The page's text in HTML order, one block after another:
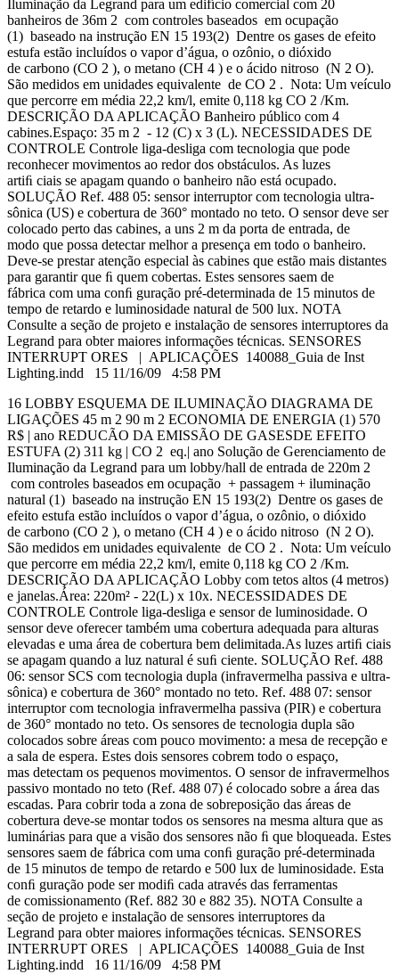
Iluminação da Legrand para um edifício comercial com 20
banheiros de 36m 2 com controles baseados em ocupação
(1) baseado na instrução EN 15 193(2) Dentre os gases de efeito
estufa estão incluídos o vapor d’água, o ozônio, o dióxido
de carbono (CO 2 ), o metano (CH 4 ) e o ácido nitroso (N 2 O).
São medidos em unidades equivalente de CO 2 . Nota: Um veículo
que percorre em média 22,2 km/l, emite 0,118 kg CO 2 /Km.
DESCRIÇÃO DA APLICAÇÃO Banheiro público com 4
cabines.Espaço: 35 m 2 - 12 (C) x 3 (L). NECESSIDADES DE
CONTROLE Controle liga-desliga com tecnologia que pode
reconhecer movimentos ao redor dos obstáculos. As luzes
artiﬁ ciais se apagam quando o banheiro não está ocupado.
SOLUÇÃO Ref. 488 05: sensor interruptor com tecnologia ultra-
sônica (US) e cobertura de 360° montado no teto. O sensor deve ser
colocado perto das cabines, a uns 2 m da porta de entrada, de
modo que possa detectar melhor a presença em todo o banheiro.
Deve-se prestar atenção especial às cabines que estão mais distantes
para garantir que ﬁ quem cobertas. Estes sensores saem de
fábrica com uma conﬁ guração pré-determinada de 15 minutos de
tempo de retardo e luminosidade natural de 500 lux. NOTA
Consulte a seção de projeto e instalação de sensores interruptores da
Legrand para obter maiores informações técnicas. SENSORES
INTERRUPT ORES | APLICAÇÕES 140088_Guia de Inst
Lighting.indd 15 11/16/09 4:58 PM
16 LOBBY ESQUEMA DE ILUMINAÇÃO DIAGRAMA DE
LIGAÇÕES 45 m 2 90 m 2 ECONOMIA DE ENERGIA (1) 570
R$ | ano REDUCÃO DA EMISSÃO DE GASESDE EFEITO
ESTUFA (2) 311 kg | CO 2 eq.| ano Solução de Gerenciamento de
Iluminação da Legrand para um lobby/hall de entrada de 220m 2
com controles baseados em ocupação + passagem + iluminação
natural (1) baseado na instrução EN 15 193(2) Dentre os gases de
efeito estufa estão incluídos o vapor d’água, o ozônio, o dióxido
de carbono (CO 2 ), o metano (CH 4 ) e o ácido nitroso (N 2 O).
São medidos em unidades equivalente de CO 2 . Nota: Um veículo
que percorre em média 22,2 km/l, emite 0,118 kg CO 2 /Km.
DESCRIÇÃO DA APLICAÇÃO Lobby com tetos altos (4 metros)
e janelas.Área: 220m² - 22(L) x 10x. NECESSIDADES DE
CONTROLE Controle liga-desliga e sensor de luminosidade. O
sensor deve oferecer também uma cobertura adequada para alturas
elevadas e uma área de cobertura bem delimitada.As luzes artiﬁ ciais
se apagam quando a luz natural é suﬁ ciente. SOLUÇÃO Ref. 488
06: sensor SCS com tecnologia dupla (infravermelha passiva e ultra-
sônica) e cobertura de 360° montado no teto. Ref. 488 07: sensor
interruptor com tecnologia infravermelha passiva (PIR) e cobertura
de 360° montado no teto. Os sensores de tecnologia dupla são
colocados sobre áreas com pouco movimento: a mesa de recepção e
a sala de espera. Estes dois sensores cobrem todo o espaço,
mas detectam os pequenos movimentos. O sensor de infravermelhos
passivo montado no teto (Ref. 488 07) é colocado sobre a área das
escadas. Para cobrir toda a zona de sobreposição das áreas de
cobertura deve-se montar todos os sensores na mesma altura que as
luminárias para que a visão dos sensores não ﬁ que bloqueada. Estes
sensores saem de fábrica com uma conﬁ guração pré-determinada
de 15 minutos de tempo de retardo e 500 lux de luminosidade. Esta
conﬁ guração pode ser modiﬁ cada através das ferramentas
de comissionamento (Ref. 882 30 e 882 35). NOTA Consulte a
seção de projeto e instalação de sensores interruptores da
Legrand para obter maiores informações técnicas. SENSORES
INTERRUPT ORES | APLICAÇÕES 140088_Guia de Inst
Lighting.indd 16 11/16/09 4:58 PM